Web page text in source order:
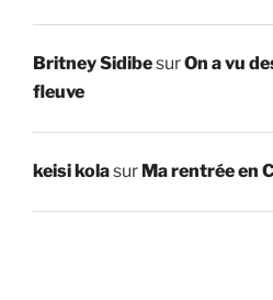
Britney SidibesurOn a vu
fleuve
keisi kolasur Ma rentrée en